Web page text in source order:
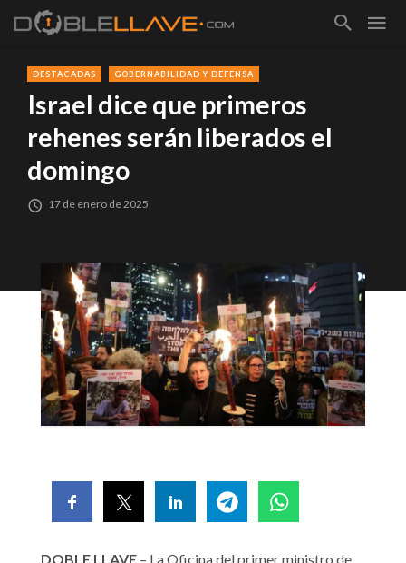
DESTACADAS GOBERNABILIDAD Y DEFENSA
Israel dice que primeros
rehenes serán liberados el
domingo
17 de enero de 2025
DOBLE LLAVE – La Oficina del primer ministro de